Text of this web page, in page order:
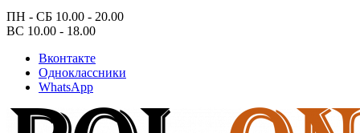
ПН - СБ 10.00 - 20.00
ВС 10.00 - 18.00
Вконтакте
Одноклассники
WhatsApp